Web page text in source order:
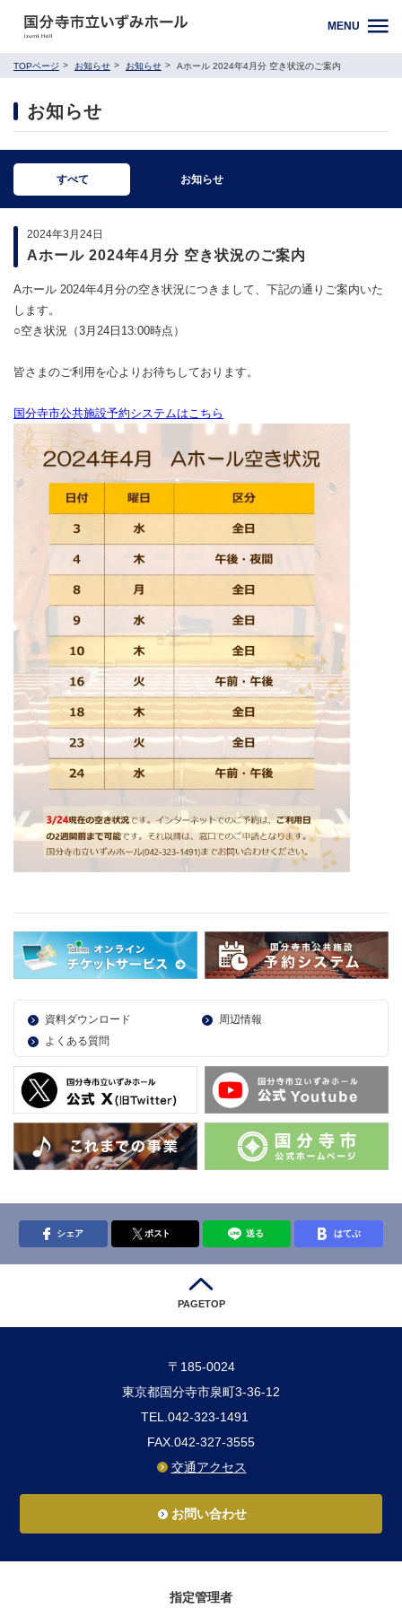
MENU
TOPページ お知らせ お知らせ Aホール 2024年4月分 空き状況のご案内
お知らせ
すべて お知らせ
2024年3月24日
Aホール 2024年4月分 空き状況のご案内
Aホール 2024年4月分の空き状況につきまして、下記の通りご案内いた
します。
○空き状況（3月24日13:00時点）
皆さまのご利用を心よりお待ちしております。
国分寺市公共施設予約システムはこちら
資料ダウンロード
周辺情報
よくある質問
シェア ポスト 送る はてぶ
PAGETOP
〒185-0024
東京都国分寺市泉町3-36-12
TEL.042-323-1491
FAX.042-327-3555
交通アクセス
お問い合わせ
指定管理者